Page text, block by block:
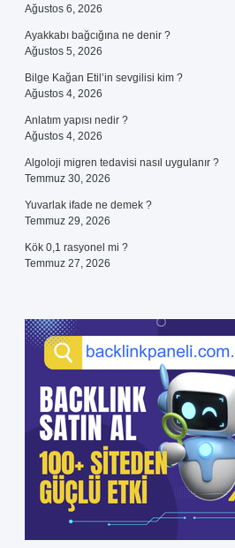
Ağustos 6, 2026
Ayakkabı bağcığına ne denir ?
Ağustos 5, 2026
Bilge Kağan Etil’in sevgilisi kim ?
Ağustos 4, 2026
Anlatım yapısı nedir ?
Ağustos 4, 2026
Algoloji migren tedavisi nasıl uygulanır ?
Temmuz 30, 2026
Yuvarlak ifade ne demek ?
Temmuz 29, 2026
Kök 0,1 rasyonel mi ?
Temmuz 27, 2026